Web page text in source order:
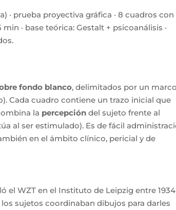
· prueba proyectiva gráfica · 8 cuadros con
· base teórica: Gestalt + psicoanálisis ·
fondo blanco, delimitados por un
Cada cuadro contiene un trazo inicial que
la percepción del sujeto frente al
al ser estimulado). Es de fácil
en el ámbito clínico, pericial y de
el WZT en el Instituto de Leipzig entre
sujetos coordinaban dibujos para darles